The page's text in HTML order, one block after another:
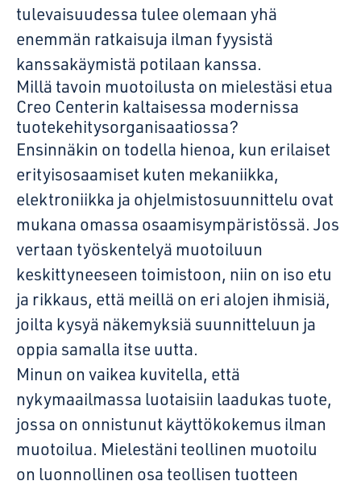
tulevaisuudessa tulee olemaan yhä
enemmän ratkaisuja ilman fyysistä
kanssakäymistä potilaan kanssa.
Millä tavoin muotoilusta on mielestäsi etua
Creo Centerin kaltaisessa modernissa
tuotekehitysorganisaatiossa?
Ensinnäkin on todella hienoa, kun erilaiset
erityisosaamiset kuten mekaniikka,
elektroniikka ja ohjelmistosuunnittelu ovat
mukana omassa osaamisympäristössä. Jos
vertaan työskentelyä muotoiluun
keskittyneeseen toimistoon, niin on iso etu
ja rikkaus, että meillä on eri alojen ihmisiä,
joilta kysyä näkemyksiä suunnitteluun ja
oppia samalla itse uutta.
Minun on vaikea kuvitella, että
nykymaailmassa luotaisiin laadukas tuote,
jossa on onnistunut käyttökokemus ilman
muotoilua. Mielestäni teollinen muotoilu
on luonnollinen osa teollisen tuotteen